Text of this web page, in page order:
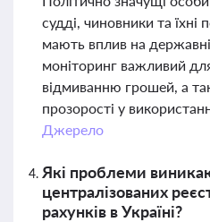
судді, чиновники та їхні
мають вплив на
моніторинг важливий
відмиванню грошей, а
прозорості у
Джерело
Які проблеми
централізованих
рахунків в Україні?